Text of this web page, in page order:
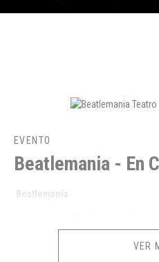
EVENTO
Beatlemania - En
Beatlemanía
pretender en ningún momentoVER